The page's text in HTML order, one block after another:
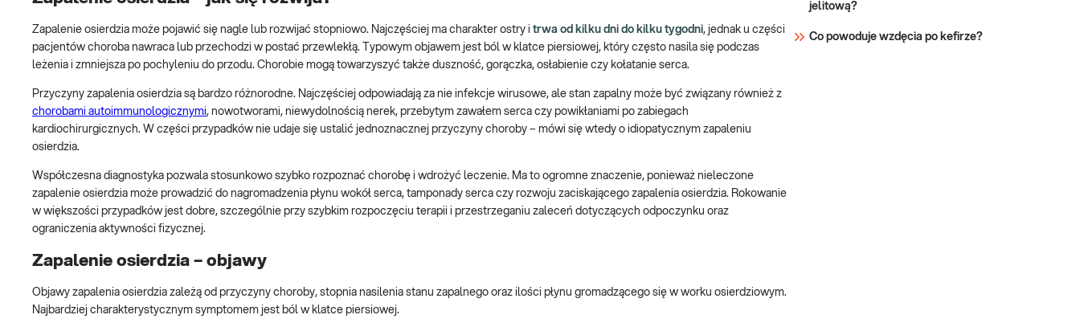
Zapalenie osierdzia może pojawić się nagle lub rozwijać stopniowo. Najczęściej ma charakter ostry i trwa od kilku dni do kilku tygodni, jednak u części
pacjentów choroba nawraca lub przechodzi w postać przewlekłą. Typowym objawem jest ból w klatce piersiowej, który często nasila się podczas
leżenia i zmniejsza po pochyleniu do przodu. Chorobie mogą towarzyszyć także duszność, gorączka, osłabienie czy kołatanie serca.
Przyczyny zapalenia osierdzia są bardzo różnorodne. Najczęściej odpowiadają za nie infekcje wirusowe, ale stan zapalny może być związany również z
chorobami autoimmunologicznymi, nowotworami, niewydolnością nerek, przebytym zawałem serca czy powikłaniami po zabiegach
kardiochirurgicznych. W części przypadków nie udaje się ustalić jednoznacznej przyczyny choroby – mówi się wtedy o idiopatycznym zapaleniu
osierdzia.
Współczesna diagnostyka pozwala stosunkowo szybko rozpoznać chorobę i wdrożyć leczenie. Ma to ogromne znaczenie, ponieważ nieleczone
zapalenie osierdzia może prowadzić do nagromadzenia płynu wokół serca, tamponady serca czy rozwoju zaciskającego zapalenia osierdzia. Rokowanie
w większości przypadków jest dobre, szczególnie przy szybkim rozpoczęciu terapii i przestrzeganiu zaleceń dotyczących odpoczynku oraz
ograniczenia aktywności fizycznej.
Zapalenie osierdzia – objawy
Objawy zapalenia osierdzia zależą od przyczyny choroby, stopnia nasilenia stanu zapalnego oraz ilości płynu gromadzącego się w worku osierdziowym.
Najbardziej charakterystycznym symptomem jest ból w klatce piersiowej.
jelitową?
Co powoduje wzdęcia po kefirze?